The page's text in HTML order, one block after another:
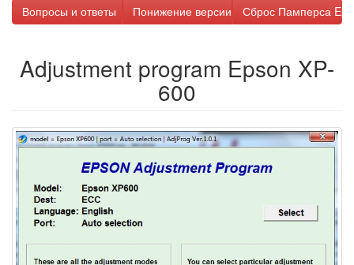
Вопросы и ответы Понижение версии прошивкиСброс Памперса
Adjustment program Epson XP-
600